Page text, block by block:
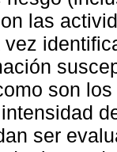
las
son
ser